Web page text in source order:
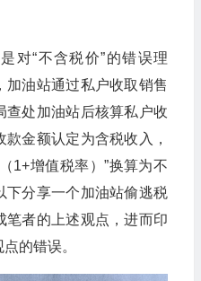
对“不含税价”的错误理
加油站通过私户收取销售
查处加油站后核算私户收
金额认定为含税收入，
1+增值税率）”换算为不
下分享一个加油站偷逃税
笔者的上述观点，进而印
的错误。